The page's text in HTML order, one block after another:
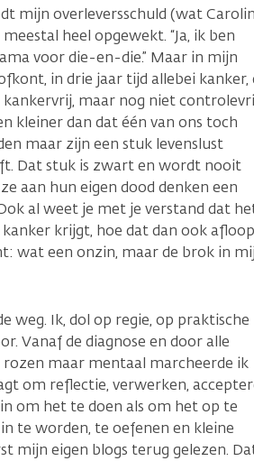
mijn overleversschuld (wat
heel opgewekt. “Ja, ik ben
voor die-en-die.” Maar in mijn
in drie jaar tijd allebei kanker,
maar nog niet
kleiner dan dat één van ons toch
maar zijn een stuk levenslust
Dat stuk is zwart en wordt nooit
aan hun eigen dood denken een
al weet je met je verstand dat
krijgt, hoe dat dan ook
wat een onzin, maar de brok in
weg. Ik, dol op regie, op praktische
Vanaf de diagnose en door alle
maar mentaal marcheerde ik
om reflectie, verwerken,
om het te doen als om het op te
te worden, te oefenen en kleine
mijn eigen blogs terug gelezen.